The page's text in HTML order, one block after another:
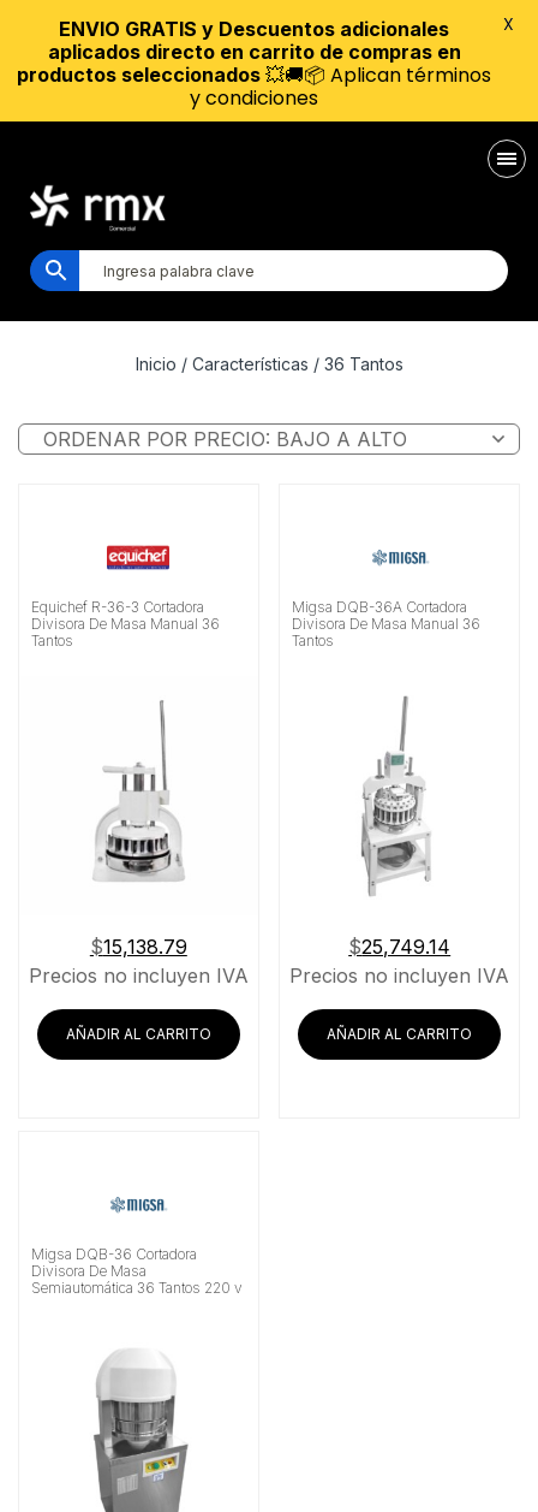
Inicio / Características / 36 Tantos
Equichef R-36-3 Cortadora
Divisora De Masa Manual 36
Tantos
$15,138.79
Precios no incluyen IVA
AÑADIR AL CARRITO
Migsa DQB-36A Cortadora
Divisora De Masa Manual 36
Tantos
$25,749.14
Precios no incluyen IVA
AÑADIR AL CARRITO
Migsa DQB-36 Cortadora
Divisora De Masa
Semiautomática 36 Tantos 220 v
ENVIO GRATIS y Descuentos adicionales
aplicados directo en carrito de compras en
productos seleccionados 💥🚚📦 Aplican términos
y condiciones
X